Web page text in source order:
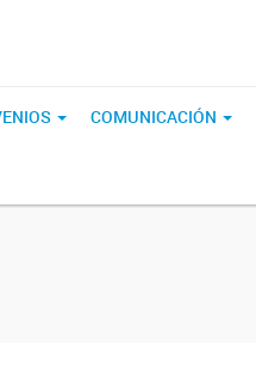
COMUNICACIÓN